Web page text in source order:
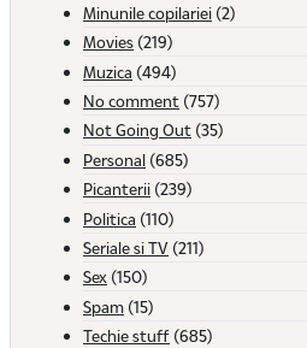
Minunile copilariei (2)
Movies (219)
Muzica (494)
No comment (757)
Not Going Out (35)
Personal (685)
Picanterii (239)
Politica (110)
Seriale si TV (211)
Sex (150)
Spam (15)
Techie stuff (685)